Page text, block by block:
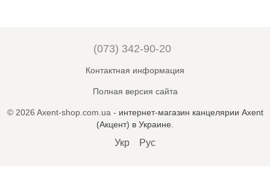
(073) 342-90-20
Контактная информация
Полная версия сайта
© 2026 Axent-shop.com.ua - интернет-магазин канцелярии Axent
(Акцент) в Украине
Укр Рус